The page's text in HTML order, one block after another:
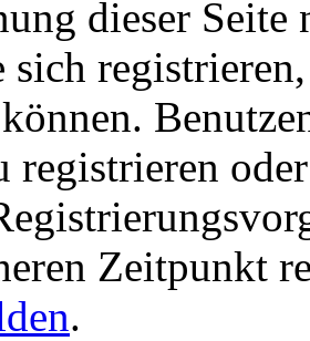
dieser Seite
sich
registrieren
Zeitpunkt
.